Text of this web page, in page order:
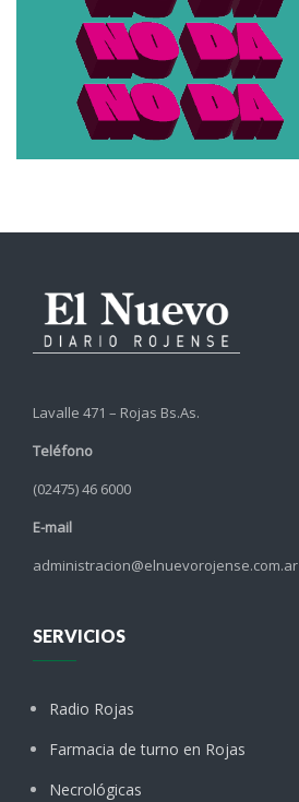
Lavalle 471 – Rojas Bs.As.
Teléfono
(02475) 46 6000
E-mail
administracion@elnuevorojense.com.ar
SERVICIOS
Radio Rojas
Farmacia de turno en Rojas
Necrológicas